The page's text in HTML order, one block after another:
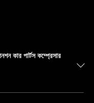
কার পার্টস কম্প্রেসার